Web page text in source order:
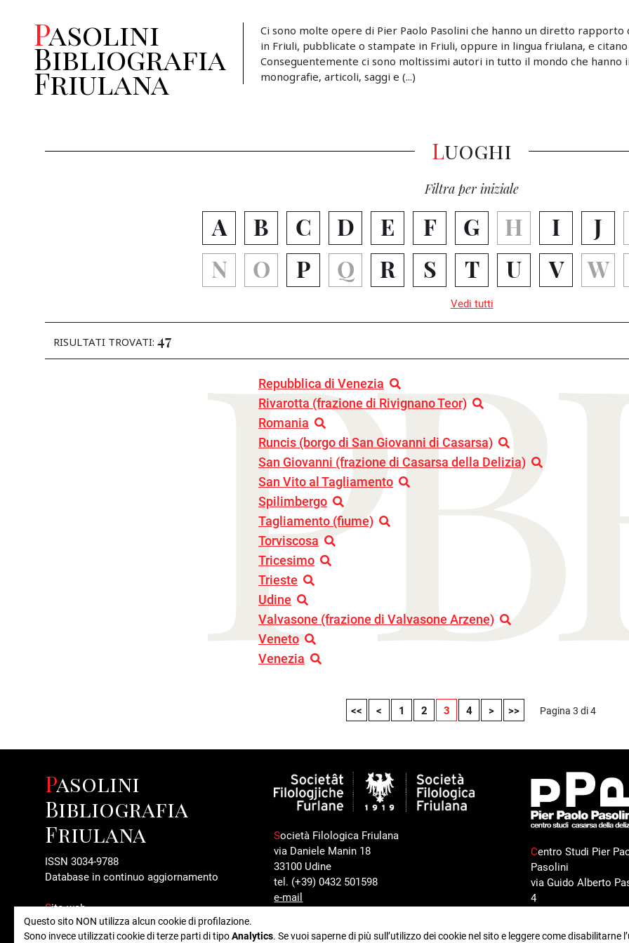
Pasolini
Bibliografia
Friulana
Ci sono molte opere di Pier Paolo Pasolini che hanno un diretto
in Friuli, pubblicate o stampate in Friuli, oppure in lingua friulana, e
Conseguentemente ci sono moltissimi autori in tutto il mondo che hanno
monografie, articoli, saggi e (...)
Luoghi
Filtra per iniziale
A B C D E F G H I
J
N
O P Q R S T U V W
Vedi tutti
RISULTATI TROVATI: 47
Repubblica di Venezia
Rivarotta (frazione di Rivignano Teor)
Romania
Runcis (borgo di San Giovanni di Casarsa)
San Giovanni (frazione di Casarsa della Delizia)
San Vito al Tagliamento
Spilimbergo
Tagliamento (fiume)
Torviscosa
Tricesimo
Trieste
Udine
Valvasone (frazione di Valvasone Arzene)
Veneto
Venezia
<< < 1 2 3 4 > >> Pagina 3 di 4
Pasolini
Bibliografia
Friulana
ISSN 3034-9788
Database in continuo aggiornamento
Sito web
www.pasolinibibliografiafriulana.it
Società Filologica Friulana
via Daniele Manin 18
33100 Udine
tel. (+39) 0432 501598
e-mail
Centro Studi Pier
Pasolini
via Guido Alberto
4
Delizia (PN)
Questo sito NON utilizza alcun cookie di profilazione.
Sono invece utilizzati cookie di terze parti di tipoAnalytics. Se vuoi saperne di più sull’utilizzo dei cookie nel sito e leggere come disabilitarne